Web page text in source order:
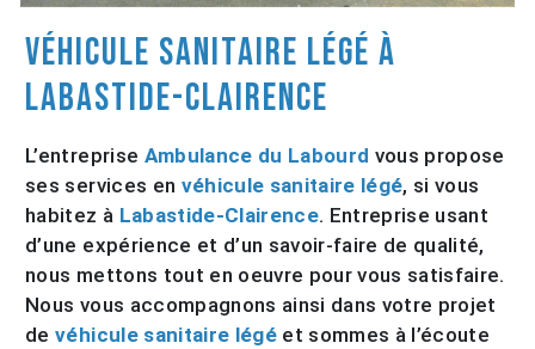
véhicule sanitaire légé à
Labastide-Clairence
L’entreprise Ambulance du Labourd vous propose
ses services en véhicule sanitaire légé, si vous
habitez à Labastide-Clairence. Entreprise usant
d’une expérience et d’un savoir-faire de qualité,
nous mettons tout en oeuvre pour vous satisfaire.
Nous vous accompagnons ainsi dans votre projet
devéhicule sanitaire légéet sommes à l’écoute